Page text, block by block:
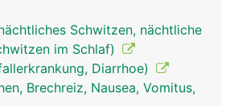
Schwitzen, nächtliche
im Schlaf)
Diarrhoe)
Brechreiz, Nausea, Vomitus,